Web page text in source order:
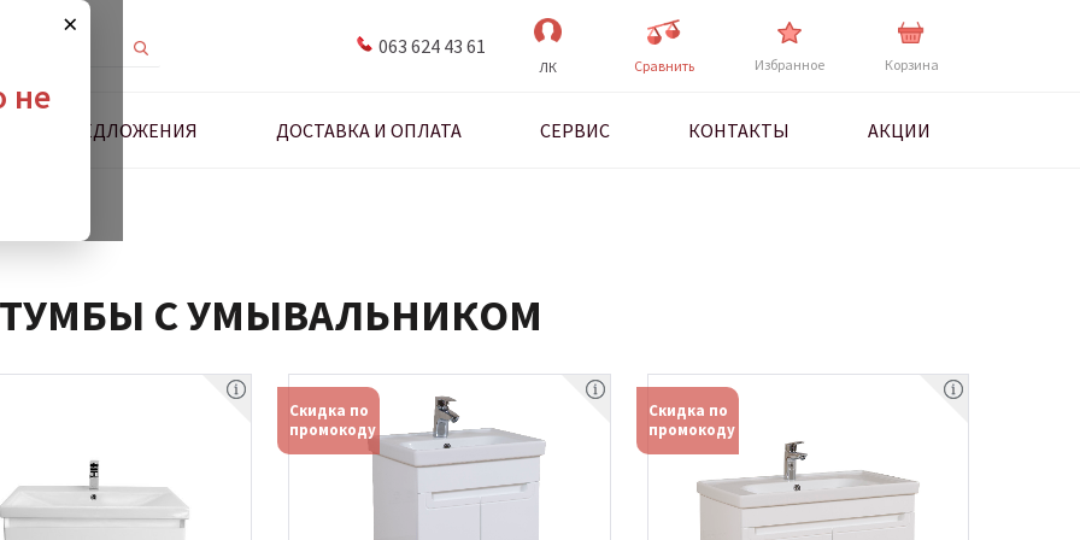
×
не
063 624 43 61
ЛК Cравнить Избранное Корзина
ПРЕДЛОЖЕНИЯ ДОСТАВКА И ОПЛАТА СЕРВИС КОНТАКТЫ АКЦИИ
ТУМБЫ С УМЫВАЛЬНИКОМ
Скидка по
промокоду
Скидка по
промокоду